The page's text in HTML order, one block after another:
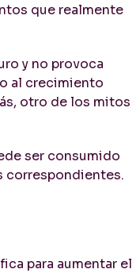
que realmente
y no provoca
al crecimiento
otro de los mitos
ser consumido
correspondientes.
para aumentar el